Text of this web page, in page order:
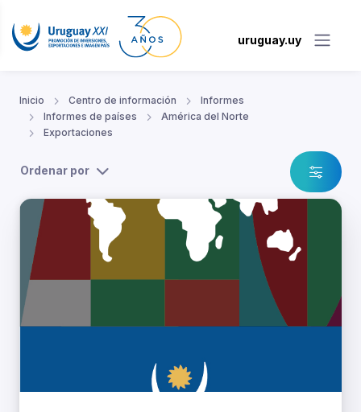
uruguay.uy
Inicio Centro de información
Informes
Informes de países
América del Norte
Exportaciones
Ordenar por